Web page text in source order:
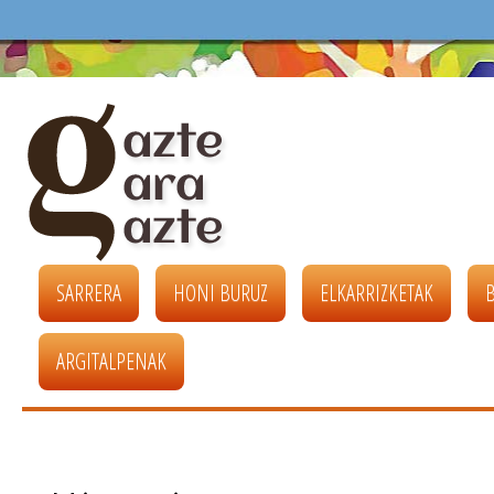
SARRERA HONI BURUZ ELKARRIZKETAK
ARGITALPENAK